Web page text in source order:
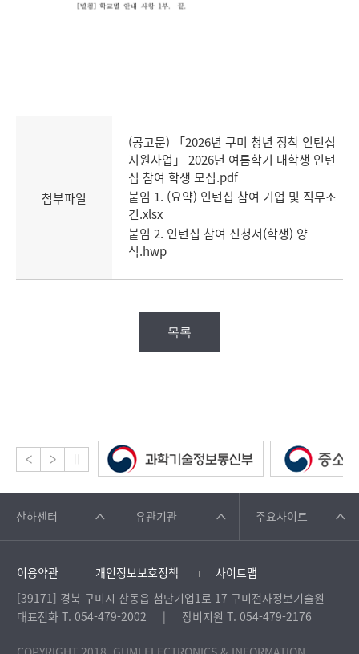
첨부파일
(공고문) 「2026년 구미 청년 정착 인턴십
지원사업」 2026년 여름학기 대학생 인턴
십 참여 학생 모집.pdf
붙임 1. (요약) 인턴십 참여 기업 및 직무조
건.xlsx
붙임 2. 인턴십 참여 신청서(학생) 양
식.hwp
목록
산하센터 유관기관 주요사이트
이용약관 개인정보보호정책
사이트맵
[39171] 경북 구미시 산동읍 첨단기업1로 17 구미전자정보기술원
대표전화 T. 054-479-2002
장비지원 T. 054-479-2176